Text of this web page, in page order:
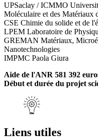
UPSaclay / ICMMO
Moléculaire et des Matériaux
CSE Chimie du solide et de
LPEM Laboratoire de
GREMAN Matériaux,
Nanotechnologies
IMPMC Paola Giura
Aide de l'ANR 581 392
Début et durée du projet
Liens utiles